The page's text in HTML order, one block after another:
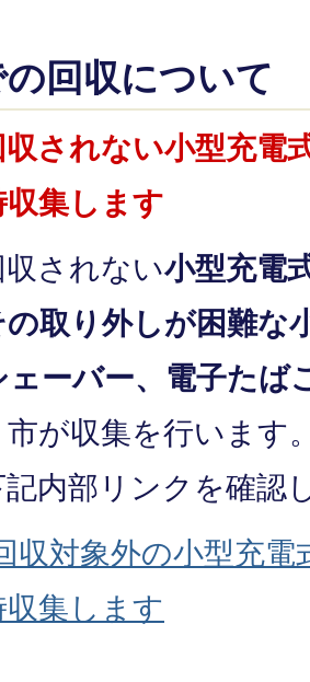
回収について
されない小型充電
集します
されない小型充電
取り外しが困難な
ェーバー、電子たば
市が収集を行います
内部リンクを確認
収対象外の小型充
集します